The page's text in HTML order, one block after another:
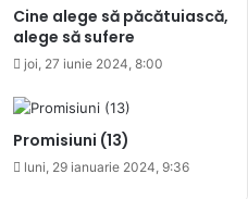
Cine alege să păcătuiască,
alege să sufere
joi, 27 iunie 2024, 8:00
Promisiuni (13)
luni, 29 ianuarie 2024, 9:36